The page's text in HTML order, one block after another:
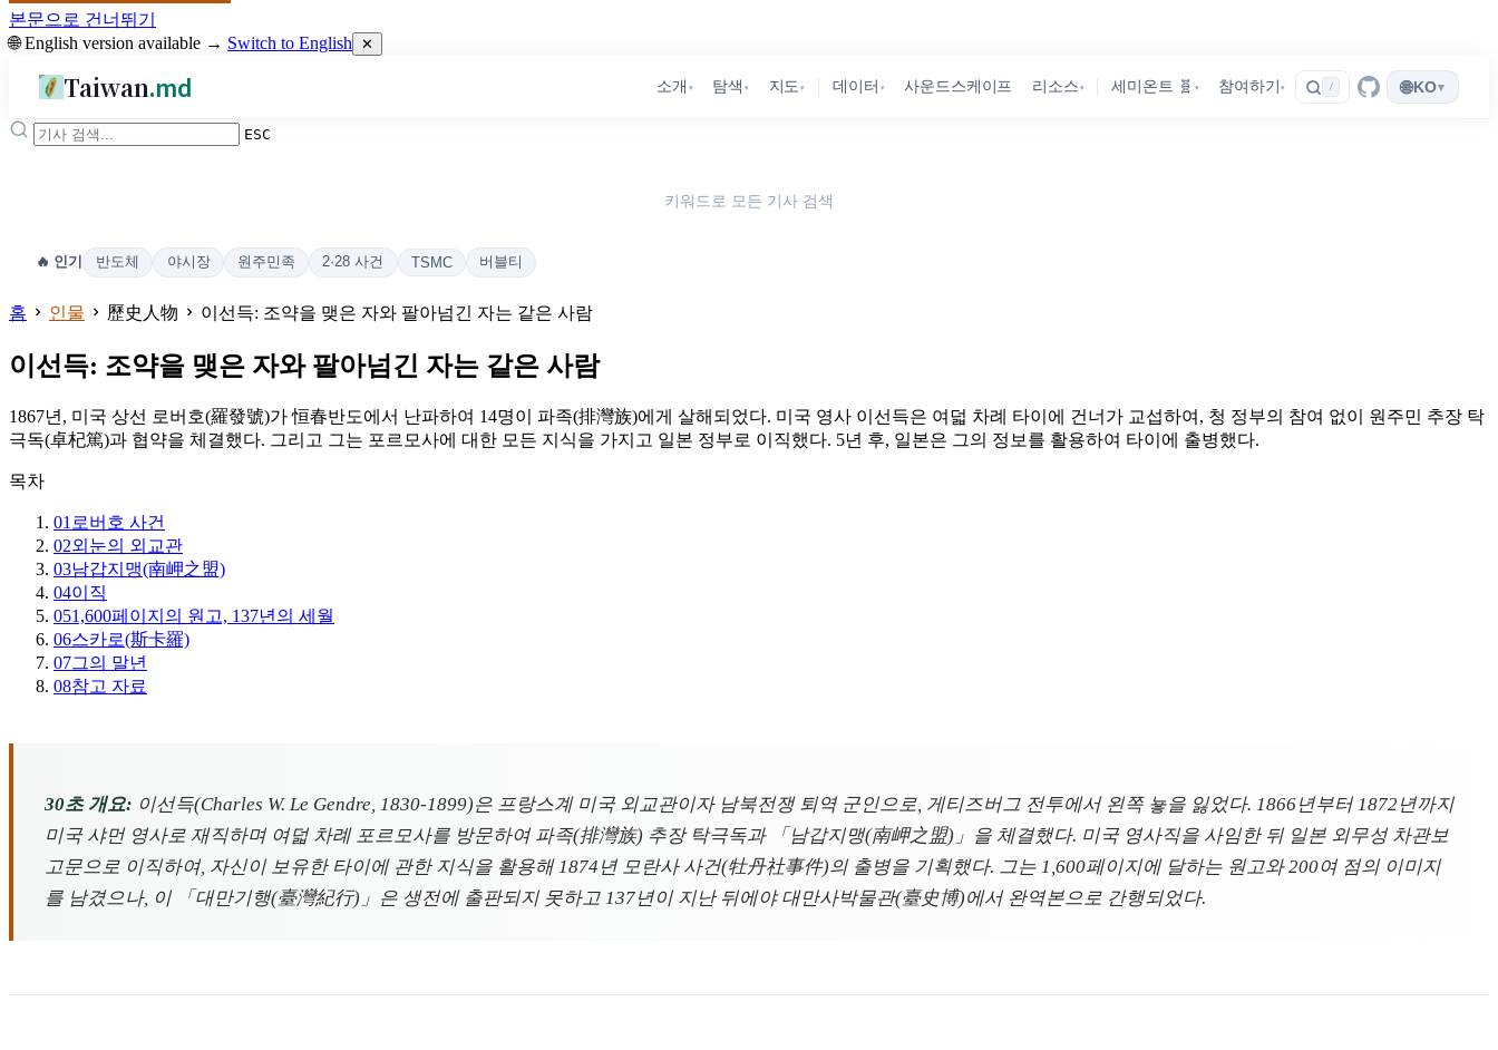
본문으로 건너뛰기
🌐 English version available → Switch to English ✕
Taiwan.md 소개 ▾ 탐색 ▾ 지도 ▾ 데이터 ▾ 사운드스케이프 리소스 ▾ 세미온트 🧬 ▾ 참여하기 ▾ / 🌐KO▾
ESC
키워드로 모든 기사 검색
🔥 인기 반도체 야시장 원주민족 2·28 사건 TSMC 버블티
홈 인물 歷史人物 이선득: 조약을 맺은 자와 팔아넘긴 자는 같은 사람
이선득: 조약을 맺은 자와 팔아넘긴 자는 같은 사람
1867년, 미국 상선 로버호(羅發號)가 恒春반도에서 난파하여 14명이 파족(排灣族)에게 살해되었다. 미국 영사 이선득은 여덟 차례 타이에 건너가 교섭하여, 청 정부의 참여 없이 원주민 추장 탁
극독(卓杞篤)과 협약을 체결했다. 그리고 그는 포르모사에 대한 모든 지식을 가지고 일본 정부로 이직했다. 5년 후, 일본은 그의 정보를 활용하여 타이에 출병했다.
목차
01 로버호 사건
02외눈의 외교관
03남갑지맹(南岬之盟)
04이직
051,600페이지의 원고, 137년의 세월
06스카로(斯卡羅)
07그의 말년
08참고 자료
30초 개요: 이선득(Charles W. Le Gendre, 1830-1899)은 프랑스계 미국 외교관이자 남북전쟁 퇴역 군인으로, 게티즈버그 전투에서 왼쪽 눃을 잃었다. 1866년부터 1872년까지
미국 샤먼 영사로 재직하며 여덟 차례 포르모사를 방문하여 파족(排灣族) 추장 탁극독과 「남갑지맹(南岬之盟)」을 체결했다. 미국 영사직을 사임한 뒤 일본 외무성 차관보
고문으로 이직하여, 자신이 보유한 타이에 관한 지식을 활용해 1874년 모란사 사건(牡丹社事件)의 출병을 기획했다. 그는 1,600페이지에 달하는 원고와 200여 점의 이미지
를 남겼으나, 이 「대만기행(臺灣紀行)」은 생전에 출판되지 못하고 137년이 지난 뒤에야 대만사박물관(臺史博)에서 완역본으로 간행되었다.